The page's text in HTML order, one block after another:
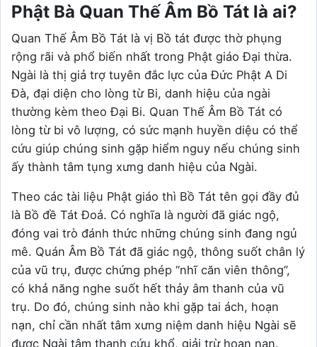
Phật Bà Quan Thế Âm Bồ Tát là ai?
Quan Thế Âm Bồ Tát là vị Bồ tát được thờ phụng
rộng rãi và phổ biến nhất trong Phật giáo Đại thừa.
Ngài là thị giả trợ tuyên đắc lực của Đức Phật A Di
Đà, đại diện cho lòng từ Bi, danh hiệu của ngài
thường kèm theo Đại Bi. Quan Thế Âm Bồ Tát có
lòng từ bi vô lượng, có sức mạnh huyền diệu có thể
cứu giúp chúng sinh gặp hiểm nguy nếu chúng sinh
ấy thành tâm tụng xưng danh hiệu của Ngài.
Theo các tài liệu Phật giáo thì Bồ Tát tên gọi đầy đủ
là Bồ đề Tát Đoả. Có nghĩa là người đã giác ngộ,
đóng vai trò đánh thức những chúng sinh đang ngủ
mê. Quán Âm Bồ Tát đã giác ngộ, thông suốt chân lý
của vũ trụ, được chứng phép “nhĩ căn viên thông”,
có khả năng nghe suốt hết thảy âm thanh của vũ
trụ. Do đó, chúng sinh nào khi gặp tai ách, hoạn
nạn, chỉ cần nhất tâm xưng niệm danh hiệu Ngài sẽ
được Ngài tâm thanh cứu khổ, giải trừ hoạn nạn.